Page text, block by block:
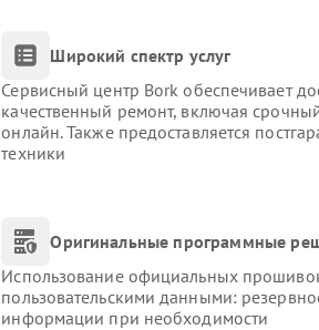
Широкий спектр услуг
Сервисный центр Bork обеспечивает
качественный ремонт, включая
онлайн. Также предоставляется
техники
Оригинальные программные
Использование официальных
пользовательскими данными:
информации при необходимости